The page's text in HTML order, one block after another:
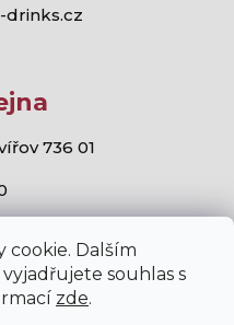
cookie. Dalším
souhlas s
zde.
drinks.cz
736 01